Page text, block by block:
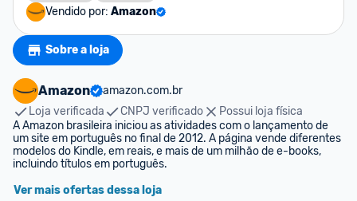
Vendido por: Amazon
Sobre a loja
Amazon
amazon.com.br
Loja verificada
CNPJ verificado
Possui loja física
A Amazon brasileira iniciou as atividades com o lançamento de
um site em português no final de 2012. A página vende diferentes
modelos do Kindle, em reais, e mais de um milhão de e-books,
incluindo títulos em português.
Ver mais ofertas dessa loja